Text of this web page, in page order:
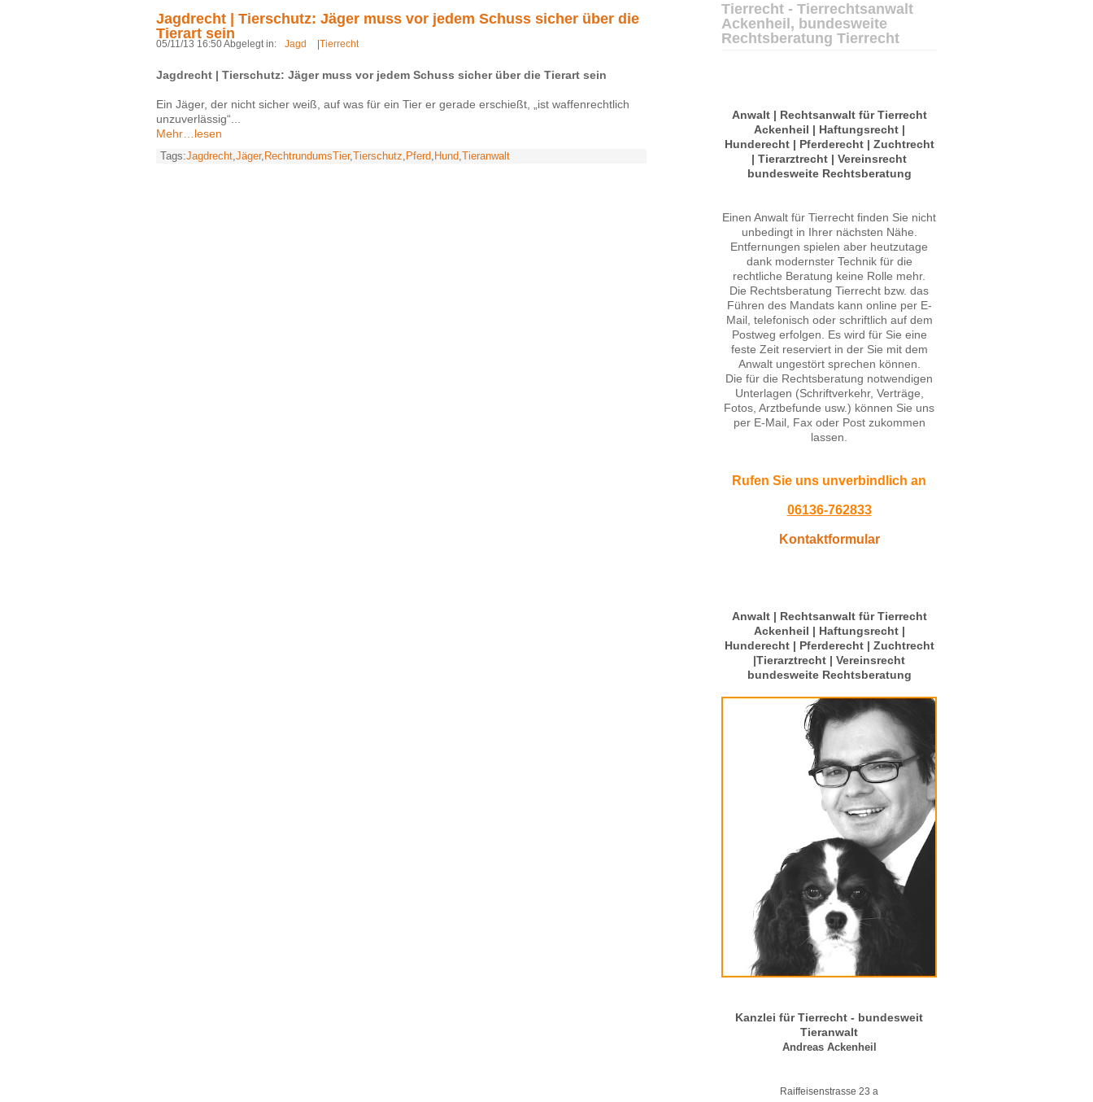
Jagdrecht | Tierschutz: Jäger muss vor jedem Schuss sicher über die
Tierart sein
05/11/13 16:50 Abgelegt in: Jagd Tierrecht
Jagdrecht | Tierschutz: Jäger muss vor jedem Schuss sicher über die Tierart sein
Ein Jäger, der nicht sicher weiß, auf was für ein Tier er gerade erschießt, „ist waffenrechtlich
unzuverlässig“...
Mehr…lesen
Tags:Jagdrecht,Jäger, RechtrundumsTier, Tierschutz, Pferd, Hund, Tieranwalt
Tierrecht - Tierrechtsanwalt
Ackenheil, bundesweite
Rechtsberatung Tierrecht
Anwalt | Rechtsanwalt für Tierrecht
Ackenheil | Haftungsrecht |
Hunderecht | Pferderecht | Zuchtrecht
| Tierarztrecht | Vereinsrecht
bundesweite Rechtsberatung
Einen Anwalt für Tierrecht finden Sie nicht
unbedingt in Ihrer nächsten Nähe.
Entfernungen spielen aber heutzutage
dank modernster Technik für die
rechtliche Beratung keine Rolle mehr.
Die Rechtsberatung Tierrecht bzw. das
Führen des Mandats kann online per E-
Mail, telefonisch oder schriftlich auf dem
Postweg erfolgen. Es wird für Sie eine
feste Zeit reserviert in der Sie mit dem
Anwalt ungestört sprechen können.
Die für die Rechtsberatung notwendigen
Unterlagen (Schriftverkehr, Verträge,
Fotos, Arztbefunde usw.) können Sie uns
per E-Mail, Fax oder Post zukommen
lassen.
Rufen Sie uns unverbindlich an
06136-762833
Kontaktformular
Anwalt | Rechtsanwalt für Tierrecht
Ackenheil | Haftungsrecht |
Hunderecht | Pferderecht | Zuchtrecht
|Tierarztrecht | Vereinsrecht
bundesweite Rechtsberatung
Kanzlei für Tierrecht - bundesweit
Tieranwalt
Andreas Ackenheil
Raiffeisenstrasse 23 a